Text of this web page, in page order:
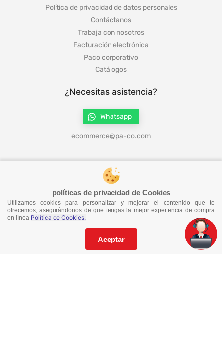
políticas de privacidad de Cookies
Utilizamos cookies para personalizar y mejorar el contenido que te
ofrecemos, asegurándonos de que tengas la mejor experiencia de compra
en línea Política de Cookies.
Aceptar
Política de privacidad de datos personales
Contáctanos
Trabaja con nosotros
Facturación electrónica
Paco corporativo
Catálogos
¿Necesitas asistencia?
Whatsapp
ecommerce@pa-co.com
¡No te pierdas nuestras ofertas!